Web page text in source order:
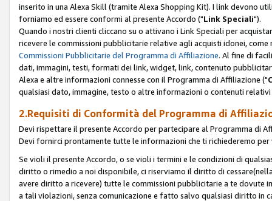
inserito in una Alexa Skill (tramite Alexa Shopping Kit). I link devono
forniamo ed essere conformi al presente Accordo ("Link Speciali").
Quando i nostri clienti cliccano su o attivano i Link Speciali per
ricevere le commissioni pubblicitarie relative agli acquisti idonei,
Commissioni Pubblicitarie del Programma di Affiliazione. Al fine di
dati, immagini, testi, formati dei link, widget, link, contenuto
Alexa e altre informazioni connesse con il Programma di Affiliazione ("
qualsiasi dato, immagine, testo o altre informazioni o contenuti
2.Requisiti di Conformità del Programma di
Devi rispettare il presente Accordo per partecipare al Programma di
Devi fornirci prontamente tutte le informazioni che ti richiederemo
Se violi il presente Accordo, o se violi i termini e le condizioni di
diritto o rimedio a noi disponibile, ci riserviamo il diritto di
avere diritto a ricevere) tutte le commissioni pubblicitarie a te dovute
a tali violazioni, senza comunicazione e fatto salvo qualsiasi diritto in